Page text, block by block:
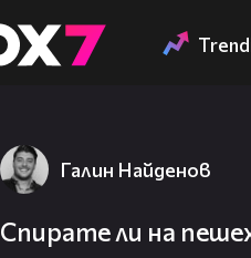
Галин Найденов
Спирате ли на